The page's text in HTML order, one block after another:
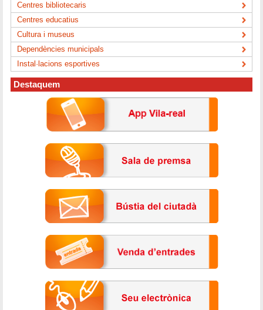
Centres bibliotecaris
Centres educatius
Cultura i museus
Dependències municipals
Instal·lacions esportives
Destaquem